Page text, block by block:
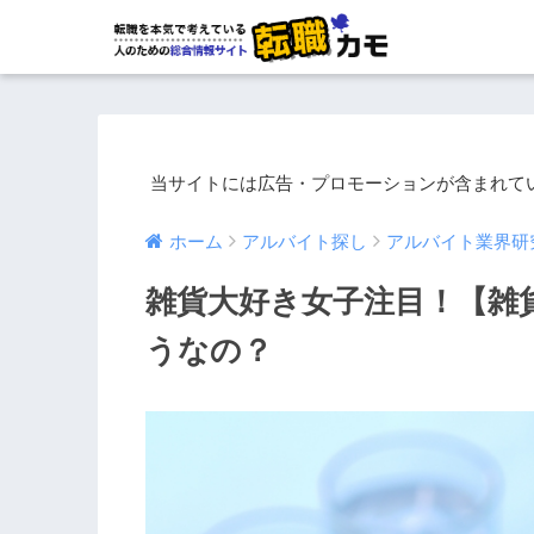
当サイトには広告・プロモーションが含まれて
ホーム アルバイト探し アルバイト業界研
雑貨大好き女子注目！【
うなの？